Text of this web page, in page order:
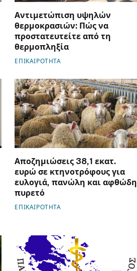
Αντιμετώπιση υψηλών
θερμοκρασιών: Πώς να
προστατευτείτε από τη
θερμοπληξία
ΕΠΙΚΑΙΡΟΤΗΤΑ
Αποζημιώσεις 38,1 εκατ.
ευρώ σε κτηνοτρόφους για
ευλογιά, πανώλη και αφθώδη
πυρετό
ΕΠΙΚΑΙΡΟΤΗΤΑ